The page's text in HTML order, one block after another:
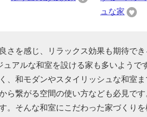
ュな家
さを感じ、リラックス効果も期待でき
アルな和室を設ける家も多いようで
和モダンやスタイリッシュな和室ま
ら繋がる空間の使い方なども必見です
。そんな和室にこだわった家づくり